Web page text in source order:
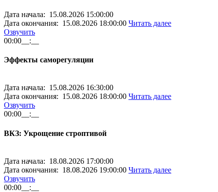
Дата начала: 15.08.2026 15:00:00
Дата окончания: 15.08.2026 18:00:00 Читать далее
Озвучить
00:00 __:__
Эффекты саморегуляции
Дата начала: 15.08.2026 16:30:00
Дата окончания: 15.08.2026 18:00:00 Читать далее
Озвучить
00:00 __:__
ВКЗ: Укрощение строптивой
Дата начала: 18.08.2026 17:00:00
Дата окончания: 18.08.2026 19:00:00 Читать далее
Озвучить
00:00 __:__